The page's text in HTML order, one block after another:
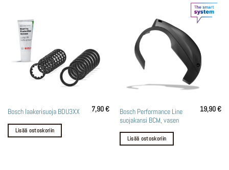
Bosch laakerisuoja BDU3XX 7,90€
Lisää ostoskoriin
Bosch Performance Line
suojakansi BCM, vasen
19,90€
Lisää ostoskoriin